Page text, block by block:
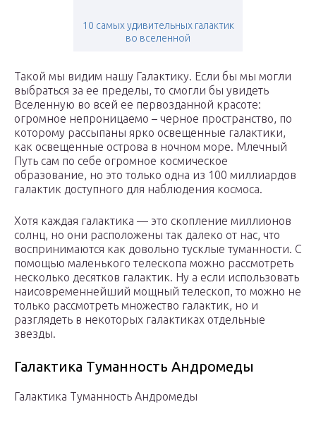
10 самых удивительных галактик
во вселенной
Такой мы видим нашу Галактику. Если бы мы могли
выбраться за ее пределы, то смогли бы увидеть
Вселенную во всей ее первозданной красоте:
огромное непроницаемо – черное пространство, по
которому рассыпаны ярко освещенные галактики,
как освещенные острова в ночном море. Млечный
Путь сам по себе огромное космическое
образование, но это только одна из 100 миллиардов
галактик доступного для наблюдения космоса.
Хотя каждая галактика — это скопление миллионов
солнц, но они расположены так далеко от нас, что
воспринимаются как довольно тусклые туманности. С
помощью маленького телескопа можно рассмотреть
несколько десятков галактик. Ну а если использовать
наисовременнейший мощный телескоп, то можно не
только рассмотреть множество галактик, но и
разглядеть в некоторых галактиках отдельные
звезды.
Галактика Туманность Андромеды
Галактика Туманность Андромеды